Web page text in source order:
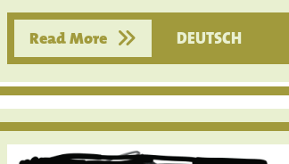
Read More DEUTSCH